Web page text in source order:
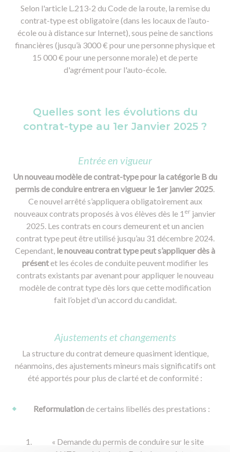
Selon l'article L.213-2 du Code de la route, la remise du
contrat-type est obligatoire (dans les locaux de l’auto-
école ou à distance sur Internet), sous peine de sanctions
financières (jusqu’à 3000 € pour une personne physique et
15 000 € pour une personne morale) et de perte
d'agrément pour l'auto-école.
Quelles sont les évolutions du
contrat-type au 1er Janvier 2025 ?
Entrée en vigueur
Un nouveau modèle de contrat-type pour la catégorie B du
permis de conduire entrera en vigueur le 1er janvier 2025.
Ce nouvel arrêté s’appliquera obligatoirement aux
nouveaux contrats proposés à vos élèves dès le 1 er janvier
2025. Les contrats en cours demeurent et un ancien
contrat type peut être utilisé jusqu’au 31 décembre 2024.
Cependant, le nouveau contrat type peut s’appliquer dès à
présentet les écoles de conduite peuvent modifier les
contrats existants par avenant pour appliquer le nouveau
modèle de contrat type dès lors que cette modification
fait l’objet d'un accord du candidat.
Ajustements et changements
La structure du contrat demeure quasiment identique,
néanmoins, des ajustements mineurs mais significatifs ont
été apportés pour plus de clarté et de conformité :
Reformulationde certains libellés des prestations :
« Demande du permis de conduire sur le site